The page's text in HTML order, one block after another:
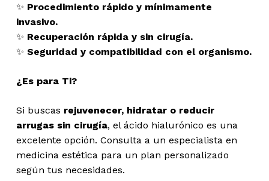
✨ Procedimiento rápido y mínimamente
invasivo.
✨ Recuperación rápida y sin cirugía.
✨ Seguridad y compatibilidad con el organismo.
¿Es para Ti?
Si buscas rejuvenecer, hidratar o reducir
arrugas sin cirugía, el ácido hialurónico es una
excelente opción. Consulta a un especialista en
medicina estética para un plan personalizado
según tus necesidades.